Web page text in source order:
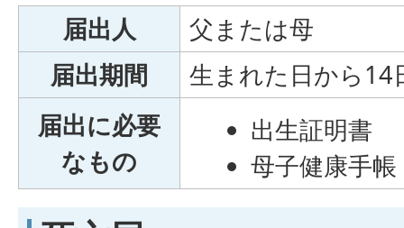
届出人
父または母
届出期間
生まれた日から14
届出に必要
なもの
出生証明書
母子健康手帳